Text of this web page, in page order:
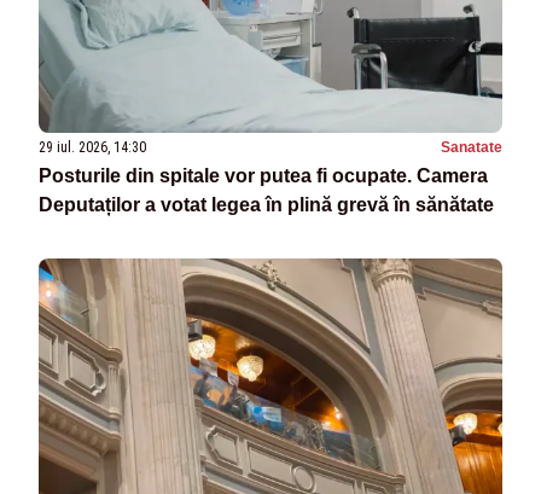
29 iul. 2026, 14:30 Sanatate
Posturile din spitale vor putea fi ocupate. Camera
Deputaților a votat legea în plină grevă în sănătate